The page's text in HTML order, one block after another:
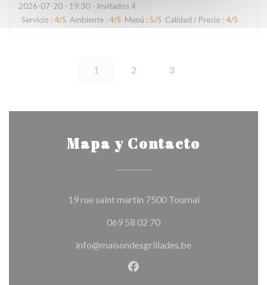
2026-07-20 - 19:30 - Invitados 4
Servicio : 4/5 Ambiente : 4/5 Menú : 5/5 Calidad / Precio : 4/5
1 2 3
Mapa y Contacto
19 rue saint martin 7500 Tournai((abre en una
069 58 02 70
info@maisondesgrillades.be
Facebook ((abre en una